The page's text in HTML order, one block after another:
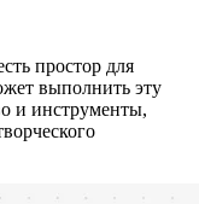
простор для
выполнить эту
и инструменты,